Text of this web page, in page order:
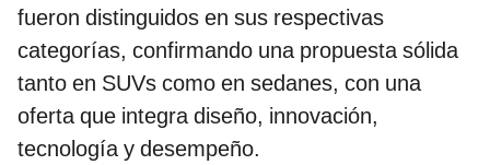
fueron distinguidos en sus respectivas
categorías, confirmando una propuesta sólida
tanto en SUVs como en sedanes, con una
oferta que integra diseño, innovación,
tecnología y desempeño.